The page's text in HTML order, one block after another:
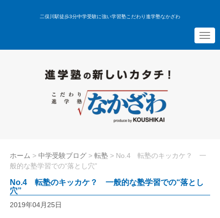
二俣川駅徒歩3分中学受験に強い学習塾こだわり進学塾なかざわ
N
a
v
ホーム > 中学受験ブログ > 転塾 > No.4 転塾のキッカケ？ 一
般的な塾学習での“落とし穴”
No.4 転塾のキッカケ？ 一般的な塾学習での“落とし
穴”
2019年04月25日